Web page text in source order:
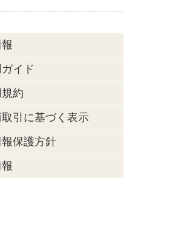
イド
約
引に基づく表示
保護方針